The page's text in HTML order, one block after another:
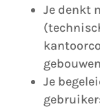
Je denkt
Je